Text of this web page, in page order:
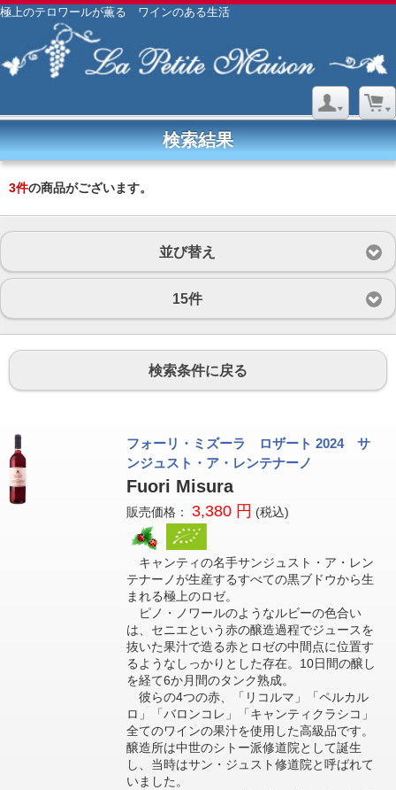
極上のテロワールが薫る ワインのある生活
検索結果
3件の商品がございます。
並び替え
15件
検索条件に戻る
フォーリ・ミズーラ ロザート 2024 サ
ンジュスト・ア・レンテナーノ
Fuori Misura
販売価格： 3,380 円 (税込)
キャンティの名手サンジュスト・ア・レン
テナーノが生産するすべての黒ブドウから生
まれる極上のロゼ。
ピノ・ノワールのようなルビーの色合い
は、セニエという赤の醸造過程でジュースを
抜いた果汁で造る赤とロゼの中間点に位置す
るようなしっかりとした存在。10日間の醸し
を経て6か月間のタンク熟成。
彼らの4つの赤、「リコルマ」「ペルカル
ロ」「バロンコレ」「キャンティクラシコ」
全てのワインの果汁を使用した高級品です。
醸造所は中世のシトー派修道院として誕生
し、当時はサン・ジュスト修道院と呼ばれて
いました。